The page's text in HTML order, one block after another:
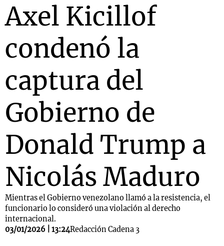
Axel Kicillof
condenó la
captura del
Gobierno de
Donald Trump a
Nicolás Maduro
Mientras el Gobierno venezolano llamó a la resistencia, el
funcionario lo consideró una violación al derecho
internacional.
03/01/2026 | 13:24Redacción Cadena 3